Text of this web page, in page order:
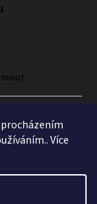
Více